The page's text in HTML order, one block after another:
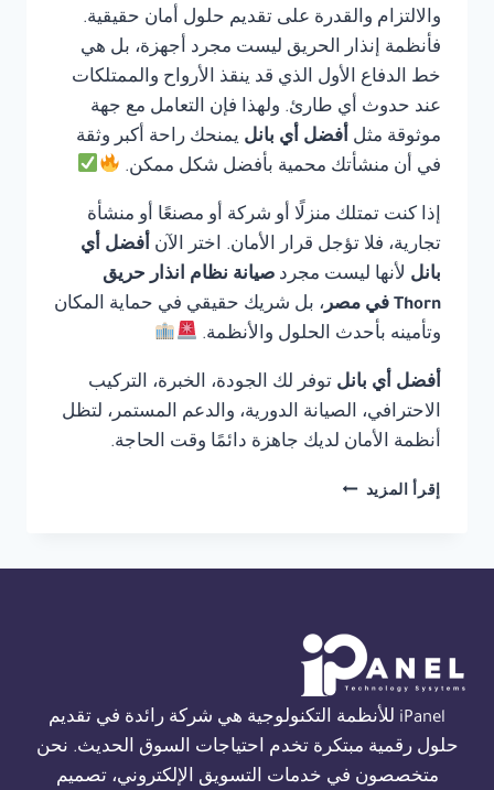
والالتزام والقدرة على تقديم حلول أمان حقيقية.
فأنظمة إنذار الحريق ليست مجرد أجهزة، بل هي
خط الدفاع الأول الذي قد ينقذ الأرواح والممتلكات
عند حدوث أي طارئ. ولهذا فإن التعامل مع جهة
موثوقة مثل أفضل أي بانل يمنحك راحة أكبر وثقة
في أن منشأتك محمية بأفضل شكل ممكن.
إذا كنت تمتلك منزلًا أو شركة أو مصنعًا أو منشأة
تجارية، فلا تؤجل قرار الأمان. اختر الآن أفضل أي
بانل لأنها ليست مجرد صيانة نظام انذار حريق
Thorn في مصر
، بل شريك حقيقي في حماية المكان
وتأمينه بأحدث الحلول والأنظمة.
أفضل أي بانل توفر لك الجودة، الخبرة، التركيب
الاحترافي، الصيانة الدورية، والدعم المستمر، لتظل
أنظمة الأمان لديك جاهزة دائمًا وقت الحاجة.
إقرأ المزيد صيانة
01554305486
iPanel للأنظمة التكنولوجية هي شركة رائدة في تقديم
حلول رقمية مبتكرة تخدم احتياجات السوق الحديث. نحن
متخصصون في خدمات التسويق الإلكتروني، تصميم